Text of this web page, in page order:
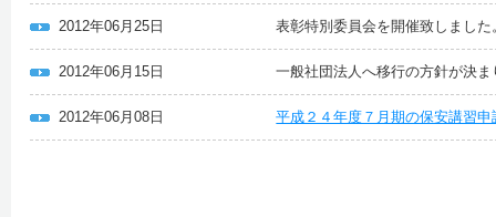
2012年06月25日 表彰特別委員会を開催致しました
2012年06月15日 一般社団法人へ移行の方針が決ま
2012年06月08日 平成２４年度７月期の保安講習